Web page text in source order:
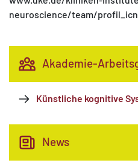
neuroscience/team/
Akademie-
Künstliche kognitive
News